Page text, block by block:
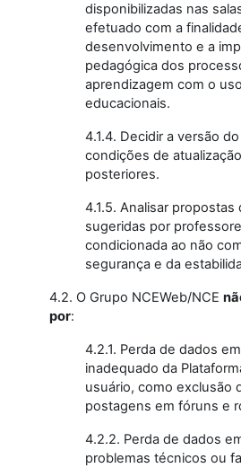
disponibilizadas nas
efetuado com a
desenvolvimento e a
pedagógica dos
aprendizagem com o
educacionais.
4.1.4. Decidir a versão
condições de
posteriores.
4.1.5. Analisar propostas
sugeridas por
condicionada ao não
segurança e da
4.2. O Grupo NCEWeb/NCE
por:
4.2.1. Perda de dados
inadequado da
usuário, como exclusão
postagens em fóruns e
4.2.2. Perda de dados
problemas técnicos ou